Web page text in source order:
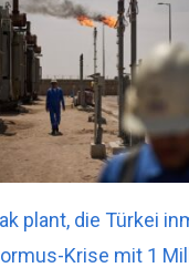
plant, die Türkei
Krise mit 1